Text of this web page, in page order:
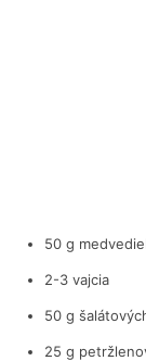
50 g
2-3 vajcia
50 g
25 g